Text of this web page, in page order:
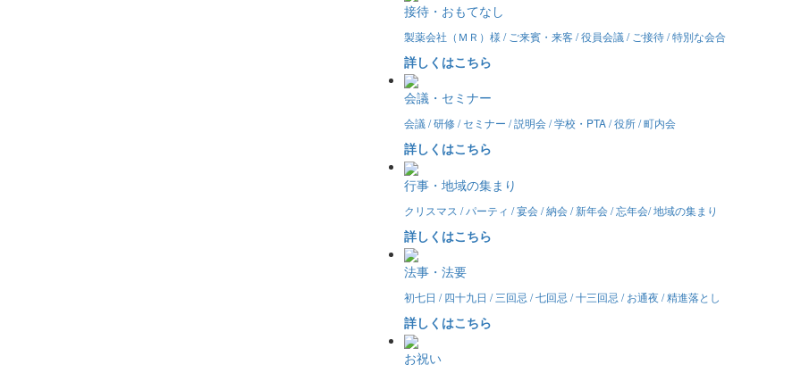
接待・おもてなし
製薬会社（ＭＲ）様 / ご来賓・来客 / 役員会議 / ご接待 / 特別な会合
詳しくはこちら
会議・セミナー
会議 / 研修 / セミナー / 説明会 / 学校・PTA / 役所 / 町内会
詳しくはこちら
行事・地域の集まり
クリスマス / パーティ / 宴会 / 納会 / 新年会 / 忘年会/ 地域の集まり
詳しくはこちら
法事・法要
初七日 / 四十九日 / 三回忌 / 七回忌 / 十三回忌 / お通夜 / 精進落とし
詳しくはこちら
お祝い